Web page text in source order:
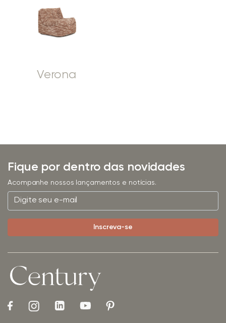
Verona
Fique por dentro das novidades
Acompanhe nossos lançamentos e notícias.